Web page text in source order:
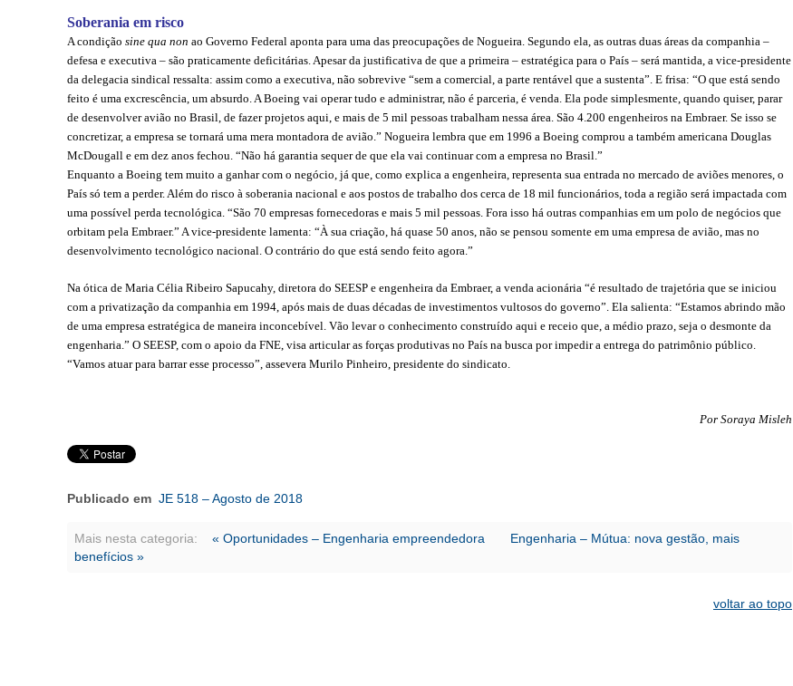
Soberania em risco
A condição sine qua non ao Governo Federal aponta para uma das preocupações de Nogueira. Segundo ela, as outras duas áreas da companhia –
defesa e executiva – são praticamente deficitárias. Apesar da justificativa de que a primeira – estratégica para o País – será mantida, a vice-presidente
da delegacia sindical ressalta: assim como a executiva, não sobrevive “sem a comercial, a parte rentável que a sustenta”. E frisa: “O que está sendo
feito é uma excrescência, um absurdo. A Boeing vai operar tudo e administrar, não é parceria, é venda. Ela pode simplesmente, quando quiser, parar
de desenvolver avião no Brasil, de fazer projetos aqui, e mais de 5 mil pessoas trabalham nessa área. São 4.200 engenheiros na Embraer. Se isso se
concretizar, a empresa se tornará uma mera montadora de avião.” Nogueira lembra que em 1996 a Boeing comprou a também americana Douglas
McDougall e em dez anos fechou. “Não há garantia sequer de que ela vai continuar com a empresa no Brasil.”
Enquanto a Boeing tem muito a ganhar com o negócio, já que, como explica a engenheira, representa sua entrada no mercado de aviões menores, o
País só tem a perder. Além do risco à soberania nacional e aos postos de trabalho dos cerca de 18 mil funcionários, toda a região será impactada com
uma possível perda tecnológica. “São 70 empresas fornecedoras e mais 5 mil pessoas. Fora isso há outras companhias em um polo de negócios que
orbitam pela Embraer.” A vice-presidente lamenta: “À sua criação, há quase 50 anos, não se pensou somente em uma empresa de avião, mas no
desenvolvimento tecnológico nacional. O contrário do que está sendo feito agora.”
Na ótica de Maria Célia Ribeiro Sapucahy, diretora do SEESP e engenheira da Embraer, a venda acionária “é resultado de trajetória que se iniciou
com a privatização da companhia em 1994, após mais de duas décadas de investimentos vultosos do governo”. Ela salienta: “Estamos abrindo mão
de uma empresa estratégica de maneira inconcebível. Vão levar o conhecimento construído aqui e receio que, a médio prazo, seja o desmonte da
engenharia.” O SEESP, com o apoio da FNE, visa articular as forças produtivas no País na busca por impedir a entrega do patrimônio público.
“Vamos atuar para barrar esse processo”, assevera Murilo Pinheiro, presidente do sindicato.
Por Soraya Misleh
Publicado em JE 518 – Agosto de 2018
Mais nesta categoria: « Oportunidades – Engenharia empreendedora
Engenharia – Mútua: nova gestão, mais
benefícios »
voltar ao topo